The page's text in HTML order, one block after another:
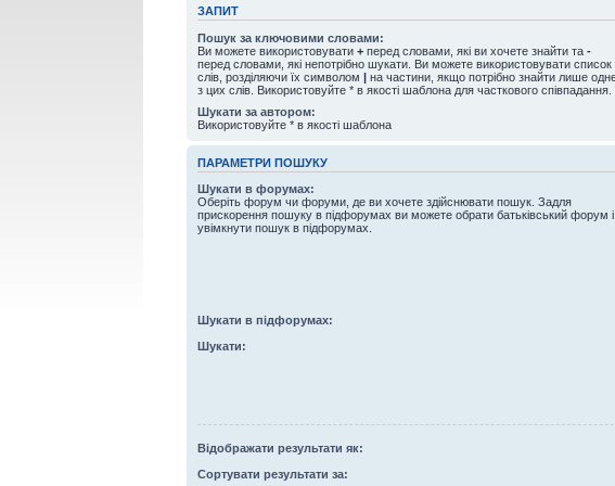
ЗАПИТ
Пошук за ключовими словами:
Ви можете використовувати + перед словами, які ви хочете знайти та -
перед словами, які непотрібно шукати. Ви можете використовувати список
слів, розділяючи їх символом | на частини, якщо потрібно знайти лише
з цих слів. Використовуйте * в якості шаблона для часткового співпадання.
Шукати за автором:
Використовуйте * в якості шаблона
ПАРАМЕТРИ ПОШУКУ
Шукати в форумах:
Оберіть форум чи форуми, де ви хочете здійснювати пошук. Задля
прискорення пошуку в підфорумах ви можете обрати батьківський форум і
увімкнути пошук в підфорумах.
Шукати в підфорумах:
Шукати:
Відображати результати як:
Сортувати результати за: